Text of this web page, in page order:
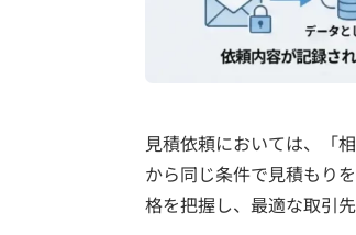
見積依頼においては、「
から同じ条件で見積もり
格を把握し、最適な取引